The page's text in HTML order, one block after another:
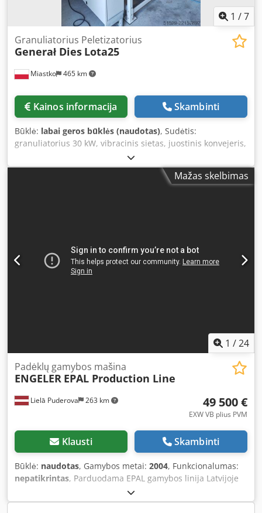
1 /7
Miastko 465 km
Granuliatorius Peletizatorius
Generał Dies Lota25
Kainos informacija Skambinti
Būklė: labai geros būklės (naudotas), Sudėtis:
granuliatorius 30 kW, vibracinis sietas, juostinis konvejeris,
svėrimo-pakavimo įrenginys, suvirinimo aparatas, nauja
matrica + 4 voleliai. Būklė ideali. Dkjdpfxezfhwfe Abxer
Mažas skelbimas
1 /24
Lielā Puderova 263 km
Padėklų gamybos mašina
ENGELER EPAL Production Line
49 500 €
EXW VB plius PVM
Klausti Skambinti
Būklė: naudotas, Gamybos metai: 2004, Funkcionalumas:
nepatikrintas, Parduodama EPAL gamybos linija Latvijoje
Komplektacija: - Medienos ilginimo staklės – KALLFASS PFA-
250 - Padėklų kojelių ilginimo staklės – Bohm & Kruse -